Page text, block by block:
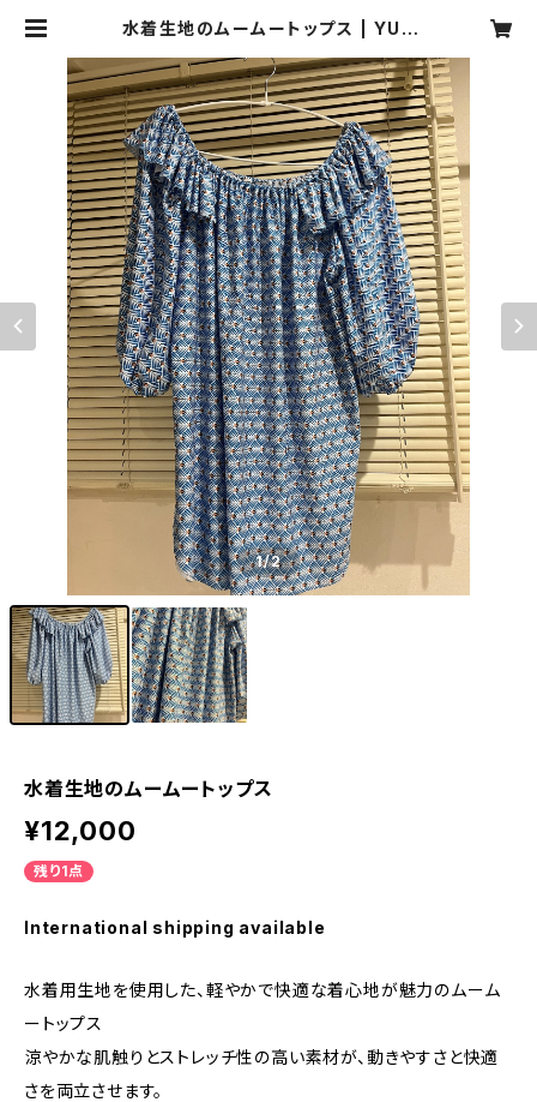
水着生地のムームートップス | YUK
1/2
水着生地のムームートップス
¥12,000
残り1点
International shipping available
水着用生地を使用した、軽やかで快適な着心地が魅力のムーム
ートップス
涼やかな肌触りとストレッチ性の高い素材が、動きやすさと快適
さを両立させます。